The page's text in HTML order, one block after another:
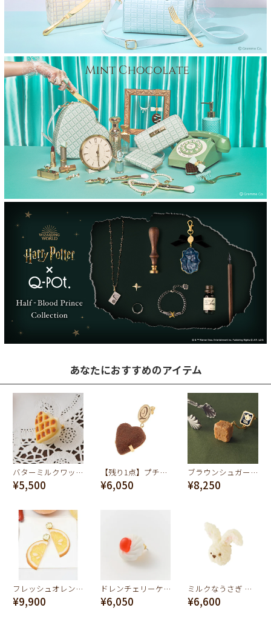
あなたにおすすめのアイテム
バターミルクワッフル ピアス
¥5,500
【残り1点】プチリュクスハートショコラ ピアス
¥6,050
ブラウンシュガー フォー ティー ピアス
¥8,250
フレッシュオレンジ ピアス（ペア）
¥9,900
ドレンチェリーケーキ ピアス-レッド(ミルク)
¥6,050
ミルクなうさぎ クッキーのカオ ピアス
¥6,600